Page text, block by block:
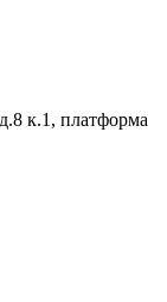
к.1, платформа